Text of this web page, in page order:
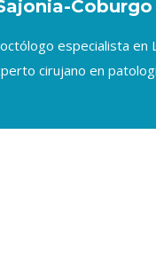
Coburgo
especialista en
cirujano en